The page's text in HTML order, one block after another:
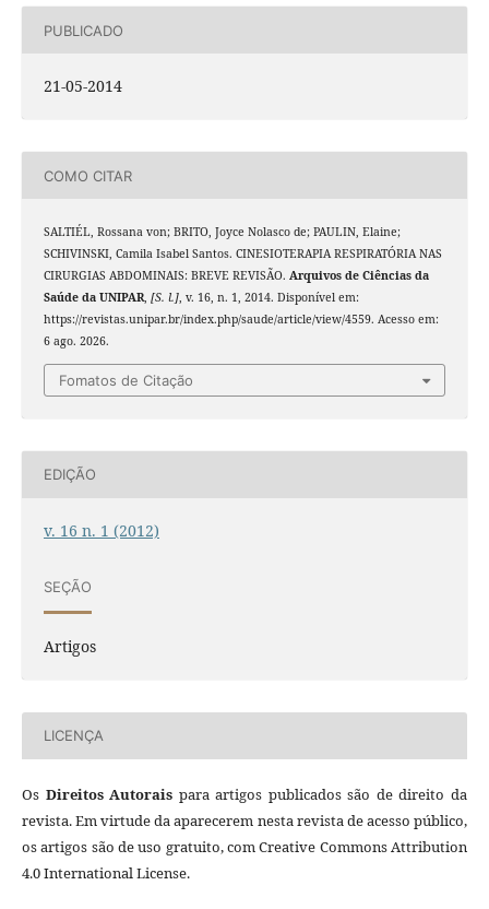
PUBLICADO
21-05-2014
COMO CITAR
SALTIÉL, Rossana von; BRITO, Joyce Nolasco de; PAULIN, Elaine;
SCHIVINSKI, Camila Isabel Santos. CINESIOTERAPIA RESPIRATÓRIA NAS
CIRURGIAS ABDOMINAIS: BREVE REVISÃO. Arquivos de Ciências da
Saúde da UNIPAR, [S. l.], v. 16, n. 1, 2014. Disponível em:
https://revistas.unipar.br/index.php/saude/article/view/4559. Acesso em:
6 ago. 2026.
Fomatos de Citação
EDIÇÃO
v. 16 n. 1 (2012)
SEÇÃO
Artigos
LICENÇA
Os Direitos Autorais para artigos publicados são de direito da
revista. Em virtude da aparecerem nesta revista de acesso público,
os artigos são de uso gratuito, com Creative Commons Attribution
4.0 International License.